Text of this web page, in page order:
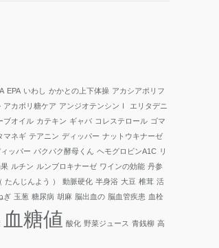
EPA いわし かかとの上下体操 アカシアポリフ
アカポリ糖ケア アンジオテンシンⅠ
エリタデニ
ブオイル カテキン ギャバ コレステロール ゴマ
マネギ テアニン ディッパー ナットウキナーゼ
ィッパー パクパク酵母くん ヘモグロビンA1C リ
ルチン ルンブロキナーゼ ワインの効能 丹参
たんじんよう ）
動脈硬化 半身浴 大豆 椎茸 活
ぎ 玉葱 糖尿病 胡麻 脳出血の 脳血管疾患 血栓
血糖値 酸化 野菜ジュース 青銭柳 高